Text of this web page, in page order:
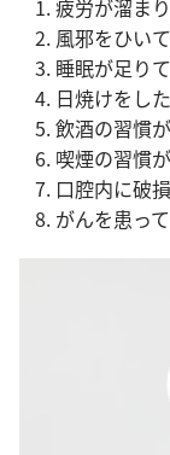
疲労が溜ま
風邪をひい
睡眠が足り
日焼けをした
飲酒の習慣
喫煙の習慣
口腔内に破
がんを患っ